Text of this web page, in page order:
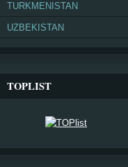
TURKMENISTAN
UZBEKISTAN
TOPLIST